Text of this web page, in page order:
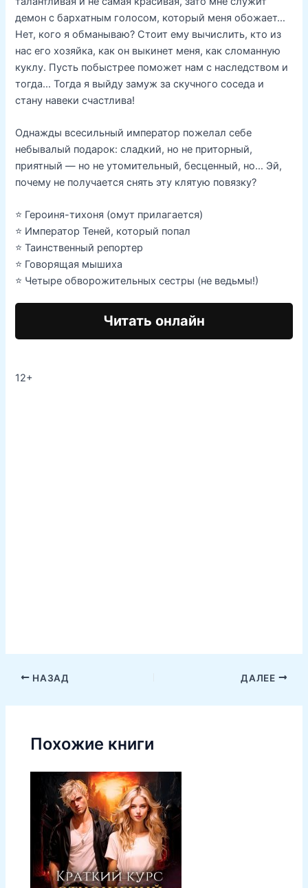
демон с бархатным голосом, который меня обожает…
Нет, кого я обманываю? Стоит ему вычислить, кто из
нас его хозяйка, как он выкинет меня, как сломанную
куклу. Пусть побыстрее поможет нам с наследством и
тогда… Тогда я выйду замуж за скучного соседа и
стану навеки счастлива!
Однажды всесильный император пожелал себе
небывалый подарок: сладкий, но не приторный,
приятный — но не утомительный, бесценный, но… Эй,
почему не получается снять эту клятую повязку?
⭐ Героиня-тихоня (омут прилагается)
⭐ Император Теней, который попал
⭐ Таинственный репортер
⭐ Говорящая мышиха
⭐ Четыре обворожительных сестры (не ведьмы!)
Читать онлайн
12+
НАЗАД ДАЛЕЕ
Похожие книги